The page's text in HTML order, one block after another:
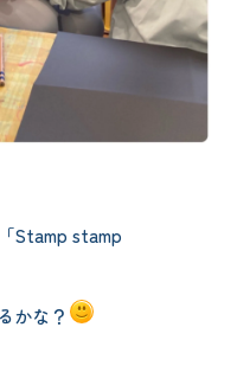
Stamp stamp
かな？